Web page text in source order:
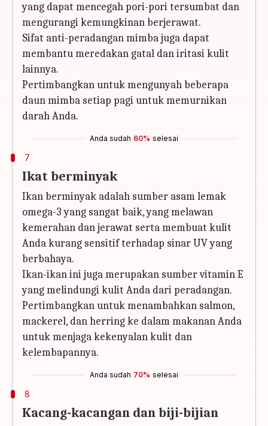
yang dapat mencegah pori-pori tersumbat dan
mengurangi kemungkinan berjerawat.
Sifat anti-peradangan mimba juga dapat
membantu meredakan gatal dan iritasi kulit
lainnya.
Pertimbangkan untuk mengunyah beberapa
daun mimba setiap pagi untuk memurnikan
darah Anda.
Anda sudah 60% selesai
7
Ikat berminyak
Ikan berminyak adalah sumber asam lemak
omega-3 yang sangat baik, yang melawan
kemerahan dan jerawat serta membuat kulit
Anda kurang sensitif terhadap sinar UV yang
berbahaya.
Ikan-ikan ini juga merupakan sumber vitamin E
yang melindungi kulit Anda dari peradangan.
Pertimbangkan untuk menambahkan salmon,
mackerel, dan herring ke dalam makanan Anda
untuk menjaga kekenyalan kulit dan
kelembapannya.
Anda sudah 70% selesai
8
Kacang-kacangan dan biji-bijian